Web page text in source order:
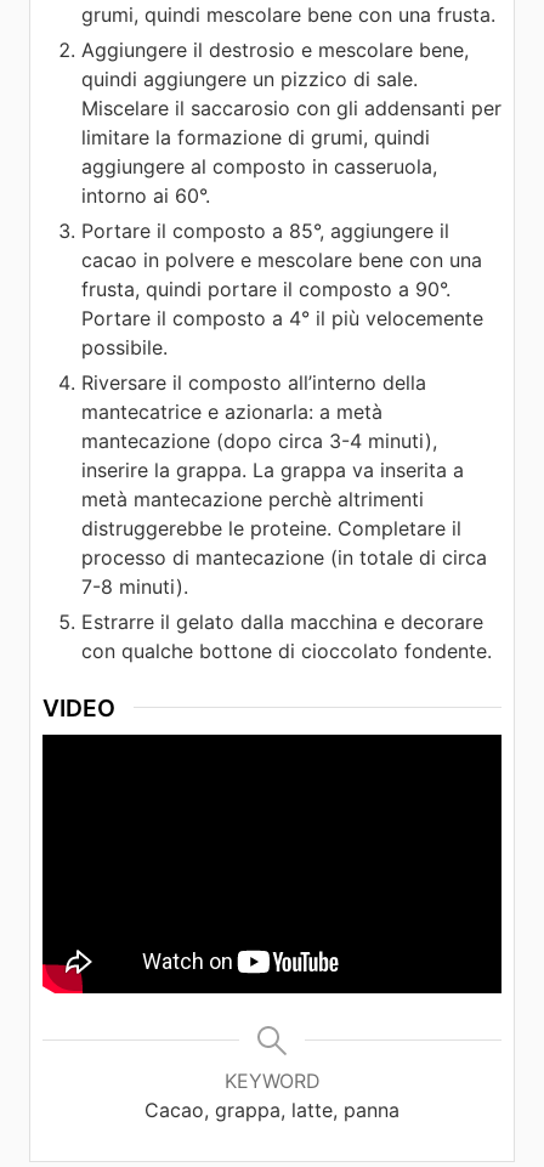
grumi, quindi mescolare bene con una frusta.
Aggiungere il destrosio e mescolare bene,
quindi aggiungere un pizzico di sale.
Miscelare il saccarosio con gli addensanti per
limitare la formazione di grumi, quindi
aggiungere al composto in casseruola,
intorno ai 60°.
Portare il composto a 85°, aggiungere il
cacao in polvere e mescolare bene con una
frusta, quindi portare il composto a 90°.
Portare il composto a 4° il più velocemente
possibile.
Riversare il composto all’interno della
mantecatrice e azionarla: a metà
mantecazione (dopo circa 3-4 minuti),
inserire la grappa. La grappa va inserita a
metà mantecazione perchè altrimenti
distruggerebbe le proteine. Completare il
processo di mantecazione (in totale di circa
7-8 minuti).
Estrarre il gelato dalla macchina e decorare
con qualche bottone di cioccolato fondente.
VIDEO
KEYWORD
Cacao, grappa, latte, panna